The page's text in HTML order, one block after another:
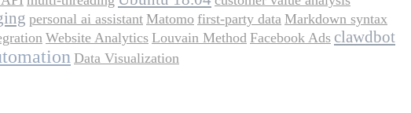
personal ai assistant Matomo first-party data Markdown syntax
Website Analytics Louvain Method Facebook Ads clawdbot
Data Visualization